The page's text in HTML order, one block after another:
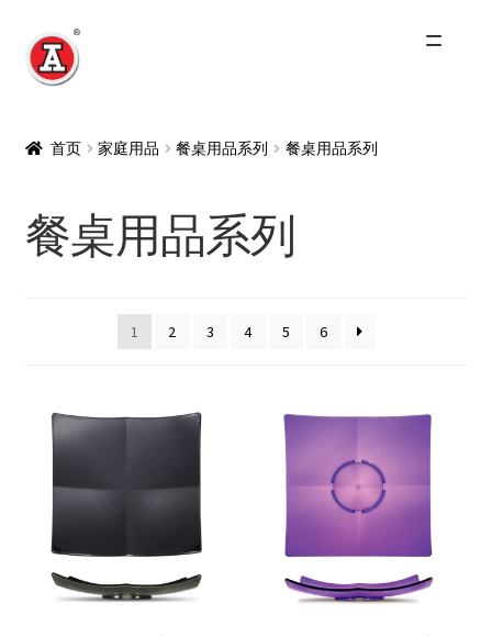
跳
到
跳
到
红A历史
联络我们
Products
search
首页 家庭用品 餐桌用品系列 餐桌用品系列
餐桌用品系列
1 2 3 4 5 6